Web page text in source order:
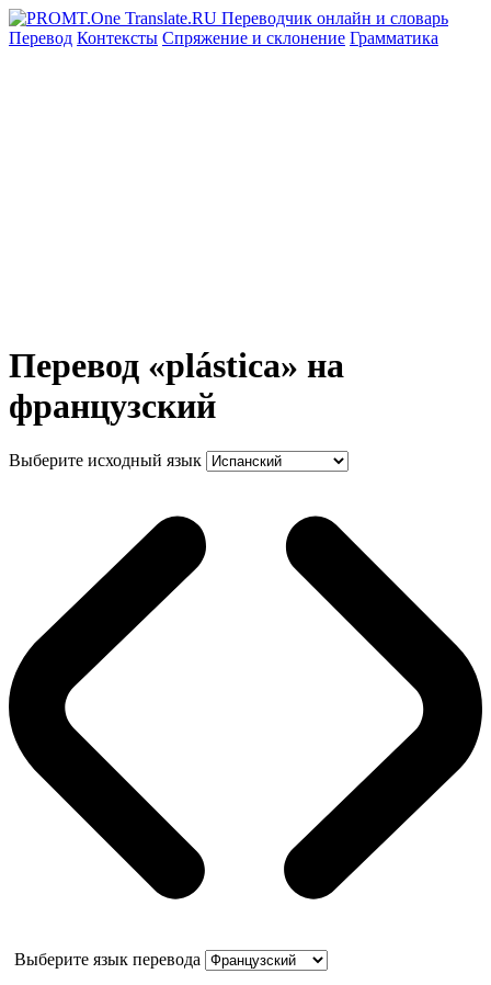
Перевод Контексты Спряжение и склонение Грамматика
Перевод «plástica» на
французский
Выберите исходный язык
Выберите язык перевода